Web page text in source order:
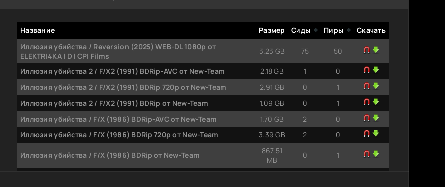
Название Размер Сиды Пиры
Скачать
Иллюзия убийства / Reversion (2025) WEB-DL 1080p от
ELEKTRI4KA | D | CPI Films
3.23 GB 75 50
Иллюзия убийства 2 / F/X2 (1991) BDRip-AVC от New-Team 2.18 GB 1
0
Иллюзия убийства 2 / F/X2 (1991) BDRip 720p от New-Team
2.91 GB 0
1
Иллюзия убийства 2 / F/X2 (1991) BDRip от New-Team
1.09 GB 0
1
Иллюзия убийства / F/X (1986) BDRip-AVC от New-Team
1.70 GB 2
0
Иллюзия убийства / F/X (1986) BDRip 720p от New-Team
3.39 GB 2 0
Иллюзия убийства / F/X (1986) BDRip от New-Team
867.51
MB
0 1